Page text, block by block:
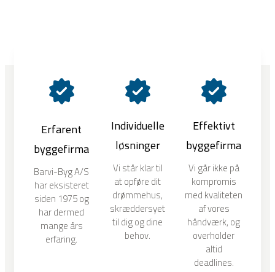
Erfarent
byggefirma
Barvi-Byg A/S
har eksisteret
siden 1975 og
har dermed
mange års
erfaring.
Individuelle
løsninger
Vi står klar til
at opføre dit
drømmehus,
skræddersyet
til dig og dine
behov.
Effektivt
byggefirma
Vi går ikke på
kompromis
med kvaliteten
af vores
håndværk, og
overholder
altid
deadlines.